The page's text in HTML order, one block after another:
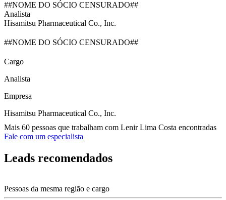
##NOME DO SÓCIO CENSURADO##
Analista
Hisamitsu Pharmaceutical Co., Inc.
##NOME DO SÓCIO CENSURADO##
Cargo
Analista
Empresa
Hisamitsu Pharmaceutical Co., Inc.
Mais 60 pessoas que trabalham com Lenir Lima Costa encontradas
Fale com um especialista
Leads recomendados
Pessoas da mesma região e cargo